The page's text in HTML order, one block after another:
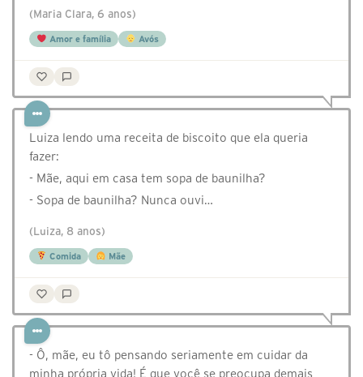
(Maria Clara, 6 anos)
Amor e família Avós
Luiza lendo uma receita de biscoito que ela queria
fazer:
- Mãe, aqui em casa tem sopa de baunilha?
- Sopa de baunilha? Nunca ouvi…
(Luiza, 8 anos)
Comida Mãe
- Ô, mãe, eu tô pensando seriamente em cuidar da
minha própria vida! É que você se preocupa demais